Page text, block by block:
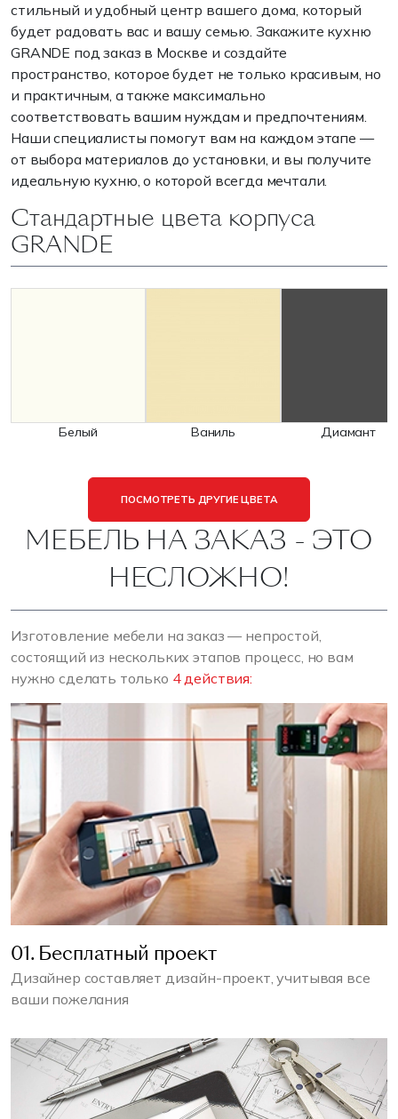
стильный и удобный центр вашего дома, который
будет радовать вас и вашу семью. Закажите кухню
GRANDE под заказ в Москве и создайте
пространство, которое будет не только красивым, но
и практичным, а также максимально
соответствовать вашим нуждам и предпочтениям.
Наши специалисты помогут вам на каждом этапе —
от выбора материалов до установки, и вы получите
идеальную кухню, о которой всегда мечтали.
Стандартные цвета корпуса
GRANDE
Белый Ваниль Диамант
ПОСМОТРЕТЬ ДРУГИЕ ЦВЕТА
МЕБЕЛЬ НА ЗАКАЗ - ЭТО
НЕСЛОЖНО!
Изготовление мебели на заказ — непростой,
состоящий из нескольких этапов процесс, но вам
нужно сделать только 4 действия:
01. Бесплатный проект
Дизайнер составляет дизайн-проект, учитывая все
ваши пожелания